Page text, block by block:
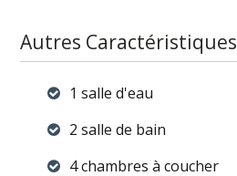
Autres Caractéristiques
1 salle d'eau
2 salle de bain
4 chambres à coucher